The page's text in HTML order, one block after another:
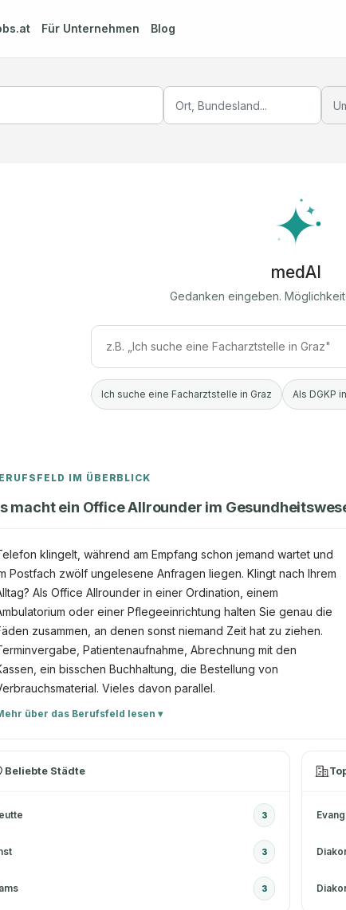
Für Unternehmen Blog
medAI
Gedanken eingeben.
Ich suche eine Facharztstelle in Graz Als DGKP
IM ÜBERBLICK
macht ein Office Allrounder im
klingelt, während am Empfang schon jemand wartet und
Postfach zwölf ungelesene Anfragen liegen. Klingt nach Ihrem
Als Office Allrounder in einer Ordination, einem
oder einer Pflegeeinrichtung halten Sie genau die
zusammen, an denen sonst niemand Zeit hat zu ziehen.
Patientenaufnahme, Abrechnung mit den
ein bisschen Buchhaltung, die Bestellung von
Vieles davon parallel.
über das Berufsfeld lesen ▾
Beliebte Städte
3
3
3